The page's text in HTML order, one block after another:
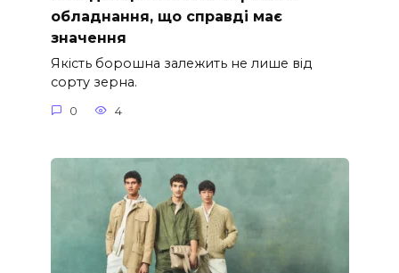
обладнання, що справді має
значення
Якість борошна залежить не лише від
сорту зерна.
0 4